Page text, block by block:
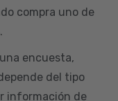
compra uno de
encuesta,
del tipo
información de